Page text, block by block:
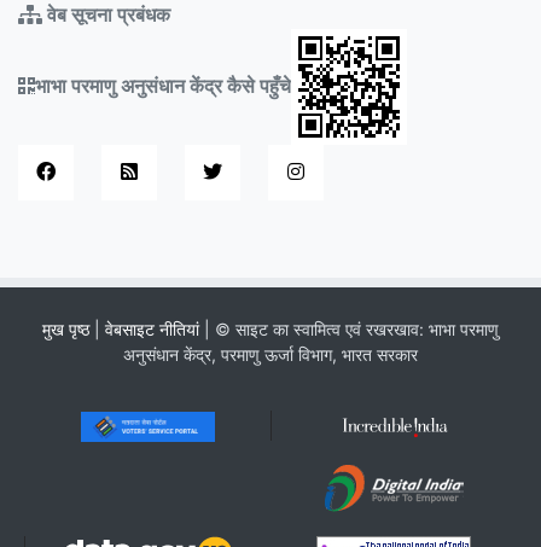
वेब सूचना प्रबंधक
भाभा परमाणु अनुसंधान केंद्र कैसे पहुँचे
मुख पृष्ठ| वेबसाइट नीतियां| © साइट का स्वामित्व एवं रखरखाव: भाभा परमाणु
अनुसंधान केंद्र, परमाणु ऊर्जा विभाग, भारत सरकार